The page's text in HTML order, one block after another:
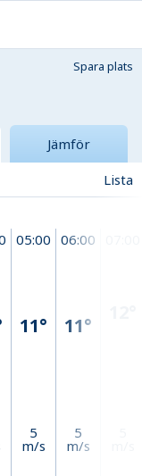
Spara plats
Jämför
Lista
05:00
11°
5
m/s
06:00
11°
5
m/s